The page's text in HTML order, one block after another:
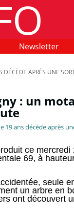
Newsletter
APRÈS UNE
: un
ce
69, à
seule
un arbre en
ont découvert